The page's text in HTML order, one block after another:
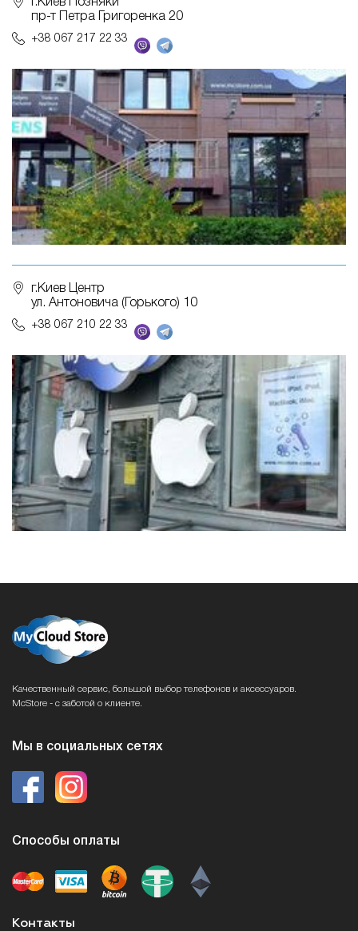
пр-т Петра Григоренка 20
+38 067 217 22 33
г.Киев Центр
ул. Антоновича (Горького) 10
+38 067 210 22 33
Качественный сервис, большой выбор телефонов и аксессуаров.
McStore - с заботой о клиенте.
Мы в социальных сетях
Способы оплаты
Контакты